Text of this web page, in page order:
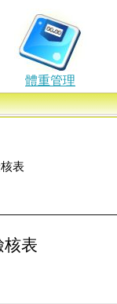
體重管理
表
核表